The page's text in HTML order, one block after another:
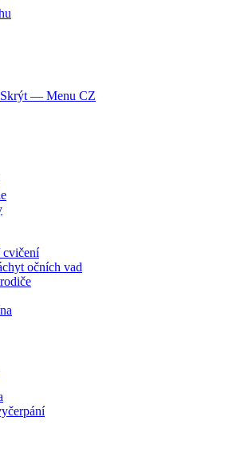
Skrýt — Menu CZ
cvičení
očních vad